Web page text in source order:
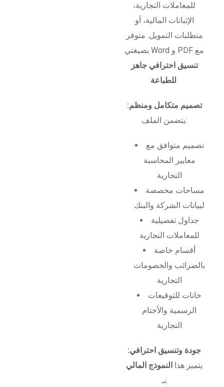
للمعاملات التجارية،
الإثباتات المالية، أو
متطلبات التمويل. متوفر
بصيغتي Word و PDF مع
تنسيق احترافي جاهز
للطباعة.
تصميم متكامل ومنظم:
يتضمن الملف:
تصميم متوافق مع
معايير المحاسبة
التجارية
مساحات مخصصة
لبيانات الشركة والبنك
جداول تفصيلية
للمعاملات التجارية
أقسام خاصة
بالضرائب والخصومات
التجارية
خانات للتوقيعات
الرسمية والأختام
التجارية
جودة وتنسيق احترافي:
يتميز هذا
النموذج المالي
بـ: